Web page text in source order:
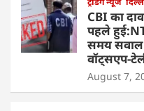
CBI का
पहले
समय सवाल
वॉट्सएप-
August 7,